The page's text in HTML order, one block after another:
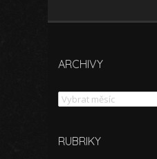
ARCHIVY
Archivy
RUBRIKY